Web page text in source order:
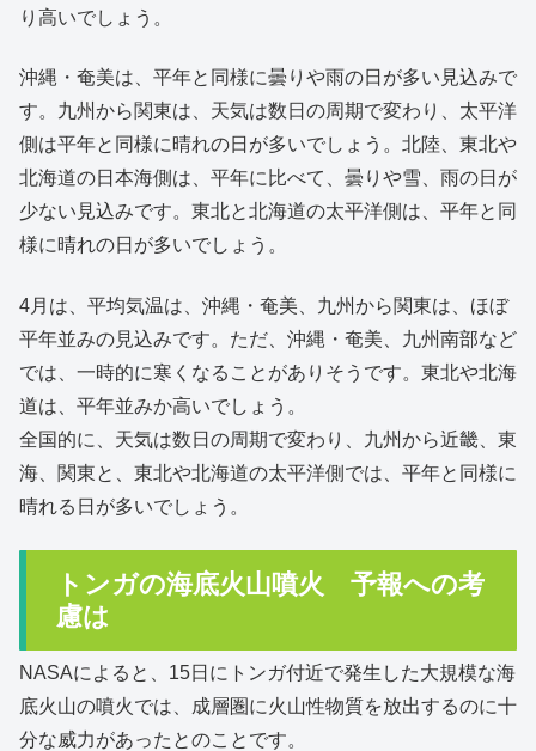
り高いでしょう。
沖縄・奄美は、平年と同様に曇りや雨の日が多い見込みで
す。九州から関東は、天気は数日の周期で変わり、太平洋
側は平年と同様に晴れの日が多いでしょう。北陸、東北や
北海道の日本海側は、平年に比べて、曇りや雪、雨の日が
少ない見込みです。東北と北海道の太平洋側は、平年と同
様に晴れの日が多いでしょう。
4月は、平均気温は、沖縄・奄美、九州から関東は、ほぼ
平年並みの見込みです。ただ、沖縄・奄美、九州南部など
では、一時的に寒くなることがありそうです。東北や北海
道は、平年並みか高いでしょう。
全国的に、天気は数日の周期で変わり、九州から近畿、東
海、関東と、東北や北海道の太平洋側では、平年と同様に
晴れる日が多いでしょう。
トンガの海底火山噴火 予報への考
慮は
NASAによると、15日にトンガ付近で発生した大規模な海
底火山の噴火では、成層圏に火山性物質を放出するのに十
分な威力があったとのことです。